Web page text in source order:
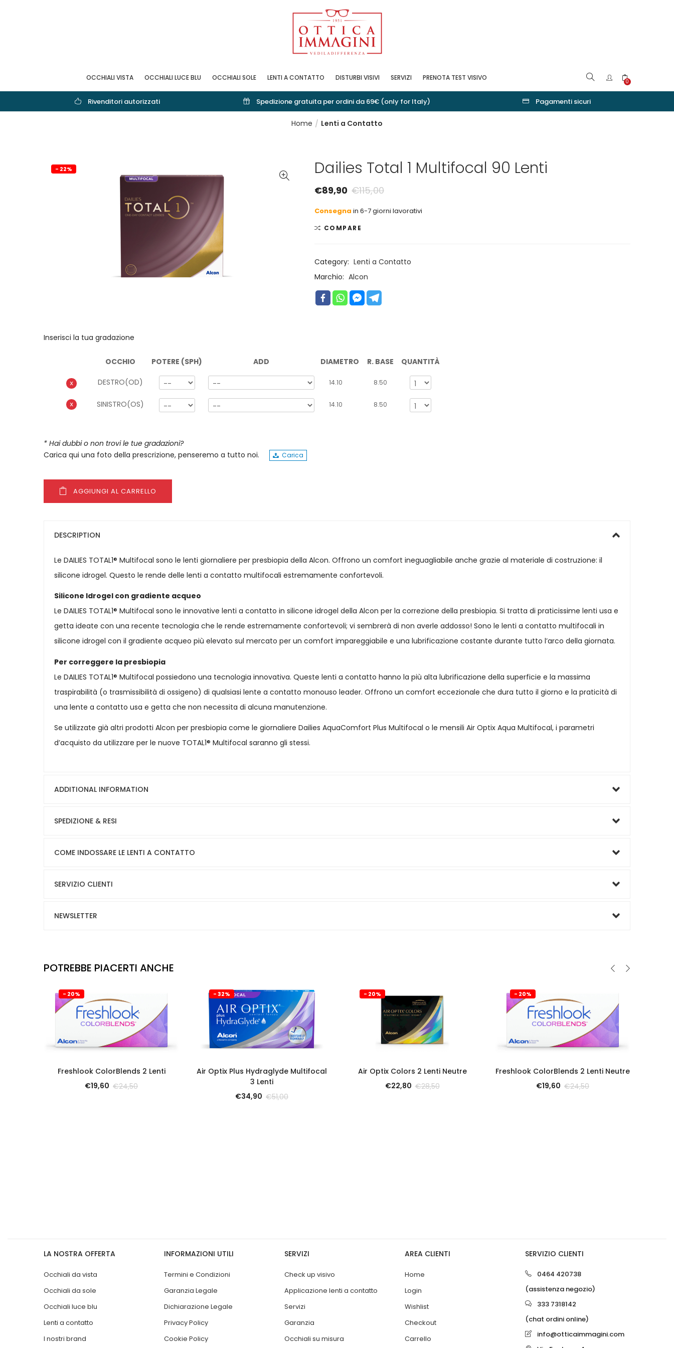
OCCHIALI VISTA OCCHIALI LUCE BLU OCCHIALI SOLE LENTI A CONTATTO DISTURBI VISIVI SERVIZI PRENOTA TEST VISIVO 0
Rivenditori autorizzati Spedizione gratuita per ordini da 69€ (only for Italy) Pagamenti sicuri
Home Lenti a Contatto
- 22% Dailies Total 1 Multifocal 90 Lenti
€89,90 €115,00
Consegna in 6-7 giorni lavorativi
COMPARE
Category: Lenti a Contatto
Marchio: Alcon
Inserisci la tua gradazione
X
X
OCCHIO
DESTRO(OD)
SINISTRO(OS)
POTERE (SPH) ADD DIAMETRO R. BASE QUANTITÀ
* Hai dubbi o non trovi le tue gradazioni?
Carica qui una foto della prescrizione, penseremo a tutto noi.
Carica
AGGIUNGI AL CARRELLO
DESCRIPTION
Le DAILIES TOTAL1® Multifocal sono le lenti giornaliere per presbiopia della Alcon. Offrono un comfort ineguagliabile anche grazie al materiale di costruzione: il
silicone idrogel. Questo le rende delle lenti a contatto multifocali estremamente confortevoli.
Silicone Idrogel con gradiente acqueo
Le DAILIES TOTAL1® Multifocal sono le innovative lenti a contatto in silicone idrogel della Alcon per la correzione della presbiopia. Si tratta di praticissime lenti usa e
getta ideate con una recente tecnologia che le rende estremamente confortevoli; vi sembrerà di non averle addosso! Sono le lenti a contatto multifocali in
silicone idrogel con il gradiente acqueo più elevato sul mercato per un comfort impareggiabile e una lubrificazione costante durante tutto l’arco della giornata.
Per correggere la presbiopia
Le DAILIES TOTAL1® Multifocal possiedono una tecnologia innovativa. Queste lenti a contatto hanno la più alta lubrificazione della superficie e la massima
traspirabilità (o trasmissibilità di ossigeno) di qualsiasi lente a contatto monouso leader. Offrono un comfort eccezionale che dura tutto il giorno e la praticità di
una lente a contatto usa e getta che non necessita di alcuna manutenzione.
Se utilizzate già altri prodotti Alcon per presbiopia come le giornaliere Dailies AquaComfort Plus Multifocal o le mensili Air Optix Aqua Multifocal, i parametri
d’acquisto da utilizzare per le nuove TOTAL1® Multifocal saranno gli stessi.
ADDITIONAL INFORMATION
SPEDIZIONE & RESI
COME INDOSSARE LE LENTI A CONTATTO
SERVIZIO CLIENTI
NEWSLETTER
POTREBBE PIACERTI ANCHE
- 20%
Freshlook ColorBlends 2 Lenti
€19,60 €24,50
- 32%
Air Optix Plus Hydraglyde Multifocal
3 Lenti
€34,90 €51,00
- 20%
Air Optix Colors 2 Lenti Neutre
€22,80 €28,50
- 20%
Freshlook ColorBlends 2 Lenti Neutre
€19,60 €24,50
LA NOSTRA OFFERTA
Occhiali da vista
Occhiali da sole
Occhiali luce blu
Lenti a contatto
I nostri brand
INFORMAZIONI UTILI
Termini e Condizioni
Garanzia Legale
Dichiarazione Legale
Privacy Policy
Cookie Policy
SERVIZI
Check up visivo
Applicazione lenti a contatto
Servizi
Garanzia
Occhiali su misura
AREA CLIENTI
Home
Login
Wishlist
Checkout
Carrello
SERVIZIO CLIENTI
0464 420738
(assistenza negozio)
333 7318142
(chat ordini online)
info@otticaimmagini.com